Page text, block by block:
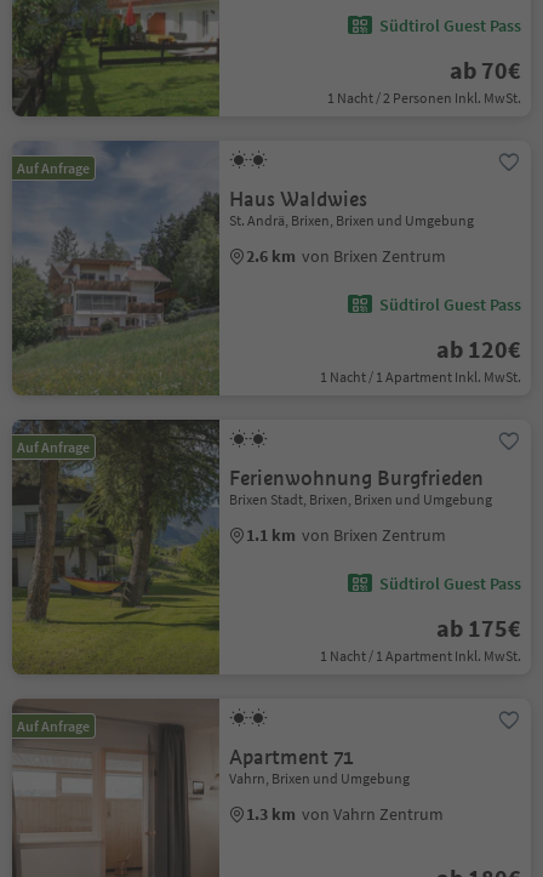
Südtirol Guest Pass
ab 70€
1 Nacht / 2 Personen Inkl. MwSt.
Auf Anfrage
Haus Waldwies
St. Andrä, Brixen, Brixen und Umgebung
2.6 km von Brixen Zentrum
Südtirol Guest Pass
ab 120€
1 Nacht / 1 Apartment Inkl. MwSt.
Auf Anfrage
Ferienwohnung Burgfrieden
Brixen Stadt, Brixen, Brixen und Umgebung
1.1 km von Brixen Zentrum
Südtirol Guest Pass
ab 175€
1 Nacht / 1 Apartment Inkl. MwSt.
Auf Anfrage
Apartment 71
Vahrn, Brixen und Umgebung
1.3 km von Vahrn Zentrum